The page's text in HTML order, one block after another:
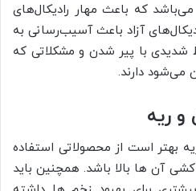
که باعث مهار رادیکال‌های
آزاد باعث آسیب‌رسانی به
شدیدی با پیر شدن و مشکلاتی که
می‌شود دارند.
و ریه
بهتر است از محصولاتی استفاده
آن ها بالا باشد. همچنین باید